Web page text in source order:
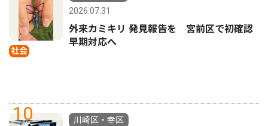
社会
2026.07.31
外来カミキリ 発見報告を 宮前区で初確認
早期対応へ
10
川崎区・幸区